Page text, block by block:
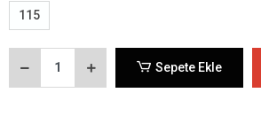
115
Sepete Ekle